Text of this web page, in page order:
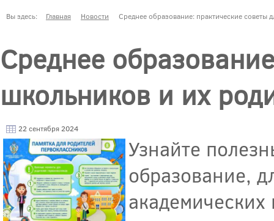
Вы здесь: Главная Новости Среднее образование: практические советы
Среднее
школьников и их
22 сентября 2024
Узнайте
образование,